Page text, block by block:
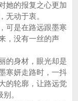
的报复之心更加
无动于衷。
是在路远跟墨寒
，没有一丝的声
身材，眼光却是
寒妍走路时，一抖
的轮廓，让路远觉
。